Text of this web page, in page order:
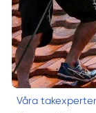
Våra